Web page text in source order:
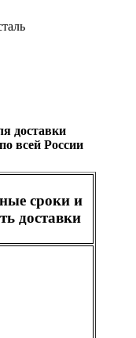
доставки
всей России
сроки и
доставки